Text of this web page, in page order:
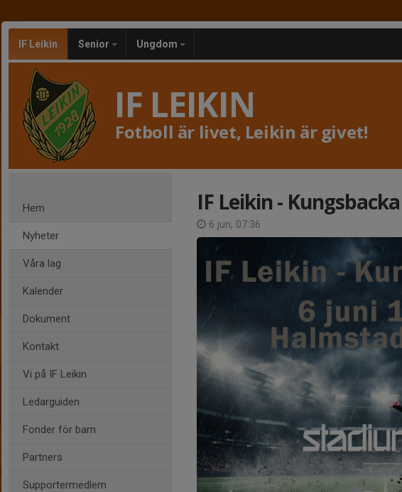
IF Leikin Senior Ungdom
IF LEIKIN
Fotboll är livet, Leikin är givet!
Hem
Nyheter
Våra lag
Kalender
Dokument
Kontakt
Vi på IF Leikin
Ledarguiden
Fonder för barn
Partners
Supportermedlem
IF Leikin -
6 jun, 07:36